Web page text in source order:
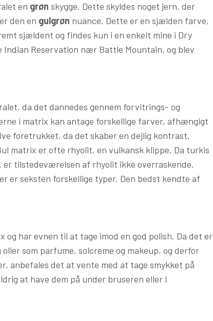
en grøn skygge. Dette skyldes noget jern, der
den en gulgrøn nuance. Dette er en sjælden farve,
sjældent og findes kun i en enkelt mine i Dry
Indian Reservation nær Battle Mountain, og blev
da det dannedes gennem forvitrings- og
i matrix kan antage forskellige farver, afhængigt
foretrukket, da det skaber en dejlig kontrast.
matrix er ofte rhyolit, en vulkansk klippe. Da turkis
er tilstedeværelsen af rhyolit ikke overraskende.
er seksten forskellige typer. Den bedst kendte af
har evnen til at tage imod en god polish. Da det er
som parfume, solcreme og makeup, og derfor
anbefales det at vente med at tage smykket på
at have dem på under bruseren eller i